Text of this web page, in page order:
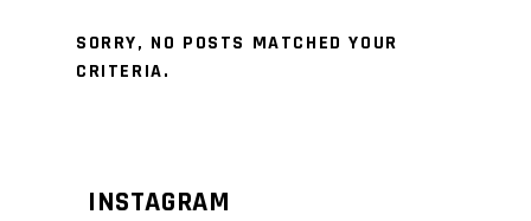
SORRY, NO POSTS MATCHED YOUR
CRITERIA.
INSTAGRAM